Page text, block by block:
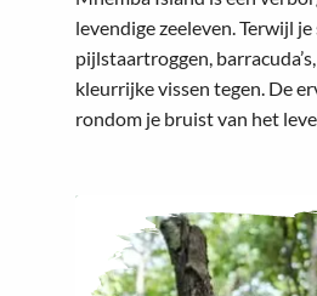
levendige zeeleven. Terwijl je
pijlstaartroggen,
kleurrijke vissen tegen. De
rondom je bruist van het